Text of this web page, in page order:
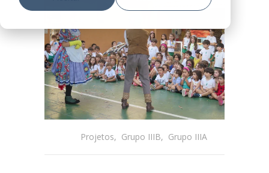
Infantil
Fundamental I
Horário
Extenso
Espaços
Projetos, Grupo IIIB, Grupo IIIA